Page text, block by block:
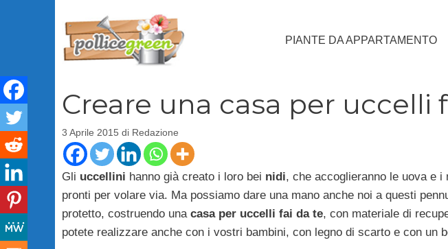
PIANTE DA APPARTAMENTO
Creare una casa per uccelli
3 Aprile 2015 di Redazione
Gli uccellini hanno già creato i loro bei nidi, che accoglieranno le uova e i
pronti per volare via. Ma possiamo dare una mano anche noi a questi
protetto, costruendo una casa per uccelli fai da te, con materiale di
potete realizzare anche con i vostri bambini, con legno di scarto e con un